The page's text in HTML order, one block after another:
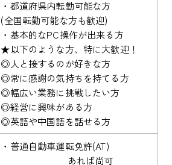
・都道府県内転勤可能な方
(全国転勤可能な方も歓迎)
・基本的なPC操作が出来る方
★以下のような方、特に大歓迎！
◎人と接するのが好きな方
◎常に感謝の気持ちを持てる方
◎幅広い業務に挑戦したい方
◎経営に興味がある方
◎英語や中国語を話せる方
・普通自動車運転免許(AT)
あれば尚可